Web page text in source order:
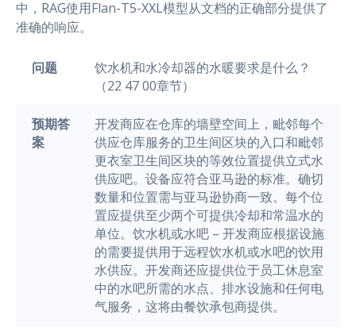
中，RAG使用Flan-T5-XXL模型从文档的正确部分提供了
准确的响应。
问题
饮水机和水冷却器的水暖要求是什么？
（22 47 00章节）
预期答
案
开发商应在仓库的墙壁空间上，毗邻每个
供应仓库服务的卫生间区块的入口和毗邻
更衣室卫生间区块的等效位置提供立式水
供应吧。设备应符合亚马逊的标准。确切
数量和位置需与亚马逊协商一致。每个位
置应提供至少两个可提供冷却和常温水的
单位。饮水机或水吧 – 开发商应根据设施
的需要提供用于远程饮水机或水吧的饮用
水供应。开发商还应提供位于员工休息室
中的水吧所需的水点、排水设施和任何电
气服务，这将由餐饮承包商提供。